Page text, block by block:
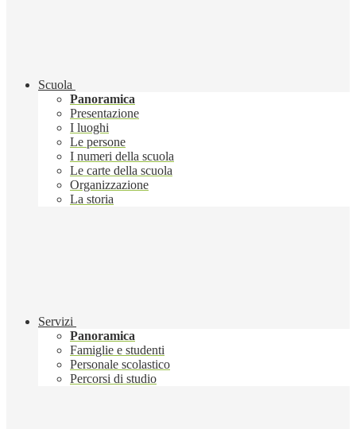
Scuola
Panoramica
Presentazione
I luoghi
Le persone
I numeri della scuola
Le carte della scuola
Organizzazione
La storia
Servizi
Panoramica
Famiglie e studenti
Personale scolastico
Percorsi di studio